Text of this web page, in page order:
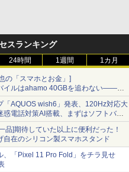
スランキング
24時間 1週間 1カ月
の「スマホとお金」]
イルはahamo 40GBを追わない――単
超おトク割」の安さと1年限定の注意
「AQUOS wish6」発表、120Hz対応大
惑電話対策AI搭載、まずはソフトバン
向け
品]期待していた以上に便利だった！
自在のシリコン製スマホスタンド
、「Pixel 11 Pro Fold」をチラ見せ